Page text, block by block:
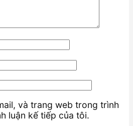
và trang web trong trình
luận kế tiếp của tôi.